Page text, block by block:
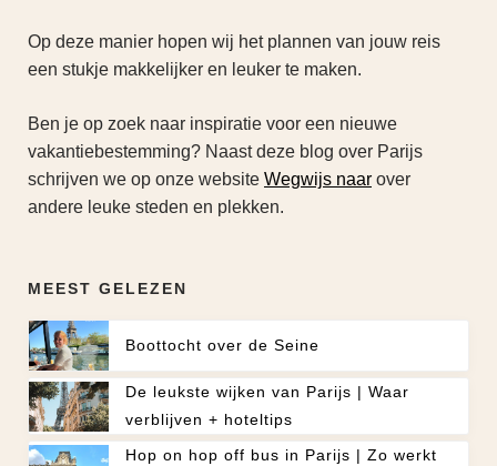
Op deze manier hopen wij het plannen van jouw reis
een stukje makkelijker en leuker te maken.
Ben je op zoek naar inspiratie voor een nieuwe
vakantiebestemming? Naast deze blog over Parijs
schrijven we op onze website Wegwijs naar over
andere leuke steden en plekken.
MEEST GELEZEN
Boottocht over de Seine
De leukste wijken van Parijs | Waar
verblijven + hoteltips
Hop on hop off bus in Parijs | Zo werkt